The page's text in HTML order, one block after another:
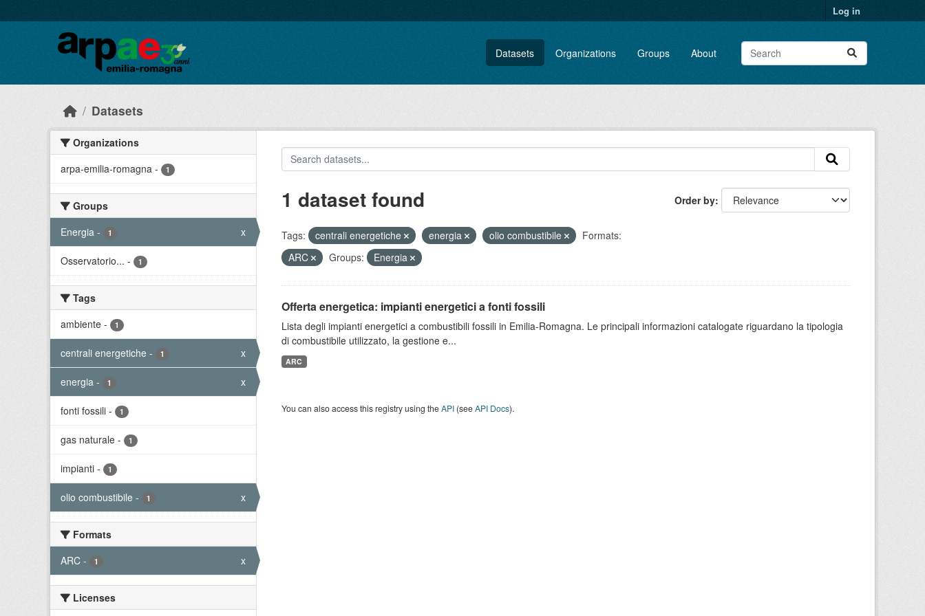
Log in
Datasets Organizations Groups About
Datasets
Organizations
arpa-emilia-romagna - 1
Groups
Energia - 1 x
Osservatorio... - 1
Tags
ambiente - 1
centrali energetiche - 1 x
energia - 1 x
fonti fossili - 1
gas naturale - 1
impianti - 1
olio combustibile - 1 x
Formats
ARC - 1 x
Licenses
Order by
1 dataset found
Tags: centrali energetiche energia olio combustibile
Formats:
ARC
Groups: Energia
Offerta energetica: impianti energetici a fonti fossili
Lista degli impianti energetici a combustibili fossili in Emilia-Romagna. Le principali informazioni catalogate riguardano la tipologia
di combustibile utilizzato, la gestione e...
ARC
You can also access this registry using theAPI(seeAPI Docs).